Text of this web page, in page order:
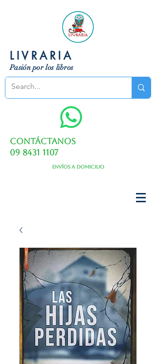
LIVRARIA
Pasión por los libros
Contáctanos
09 8431 1107
Envíos a domicilio